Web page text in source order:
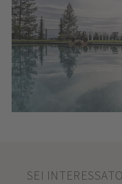
SEI